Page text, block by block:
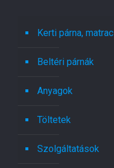
Kerti párna, matrac
Beltéri párnák
Anyagok
Töltetek
Szolgáltatások